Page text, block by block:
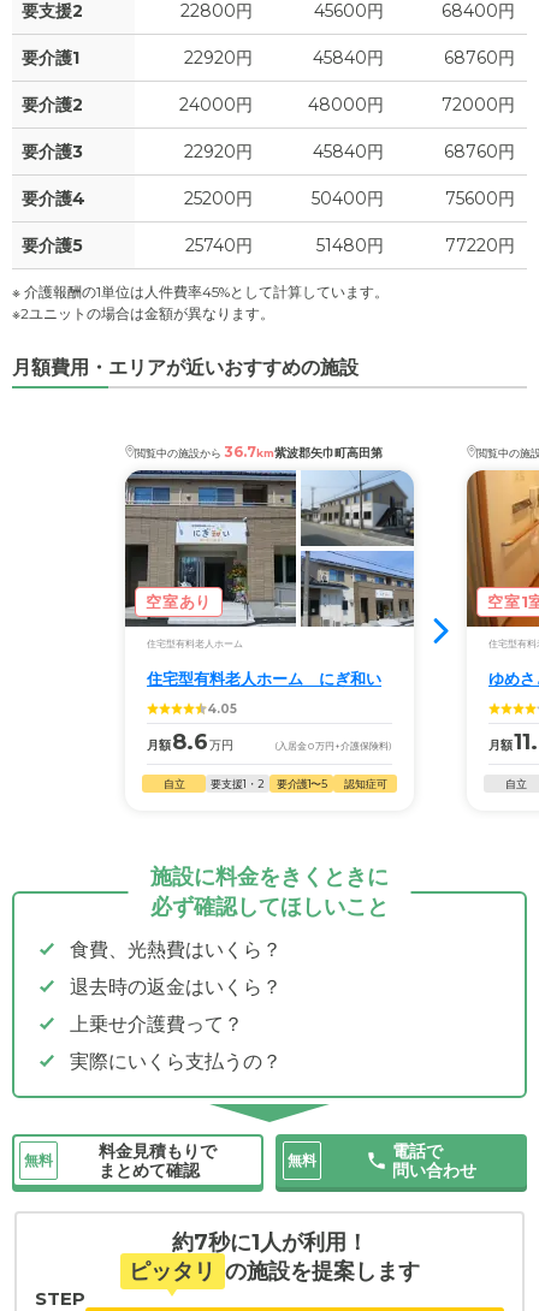
要支援2 22800円 45600円 68400円
要介護1 22920円 45840円 68760円
要介護2 24000円 48000円 72000円
要介護3 22920円 45840円 68760円
要介護4 25200円 50400円 75600円
要介護5 25740円 51480円 77220円
※ 介護報酬の1単位は人件費率45%として計算しています。
※2ユニットの場合は金額が異なります。
月額費用・エリアが近いおすすめの施設
閲覧中の施設から 36.7km紫波郡矢巾町高田第
空室あり
住宅型有料老人ホーム
住宅型有料老人ホーム にぎ和い
4.05
月額8.6万円 (入居金0万円 +介護保険料)
自立 要支援1・2 要介護1〜5 認知症可
閲覧中の施
空室1
住宅型有料
ゆめ
月額
自立
施設に料金をきくときに
必ず確認してほしいこと
食費、光熱費はいくら？
退去時の返金はいくら？
上乗せ介護費って？
実際にいくら支払うの？
無料
料金見積もりで
まとめて確認
無料
電話で
問い合わせ
約7秒に1人が利用！
ピッタリ の施設を提案します
STEP